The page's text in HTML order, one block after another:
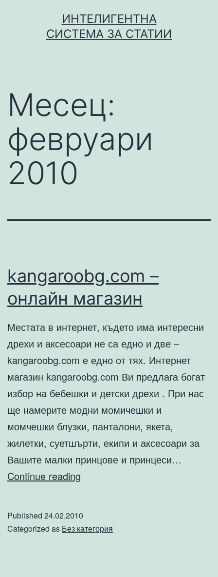
ИНТЕЛИГЕНТНА
СИСТЕМА ЗА СТАТИИ
Месец:
февруари
2010
kangaroobg.com –
онлайн магазин
Местата в интернет, където има интересни
дрехи и аксесоари не са едно и две –
kangaroobg.com е едно от тях. Интернет
магазин kangaroobg.com Ви предлага богат
избор на бебешки и детски дрехи . При нас
ще намерите модни момичешки и
момчешки блузки, панталони, якета,
жилетки, суетшърти, екипи и аксесоари за
Вашите малки принцове и принцеси…
Continue reading
магазин
Published 24.02.2010
Categorized as Без категория